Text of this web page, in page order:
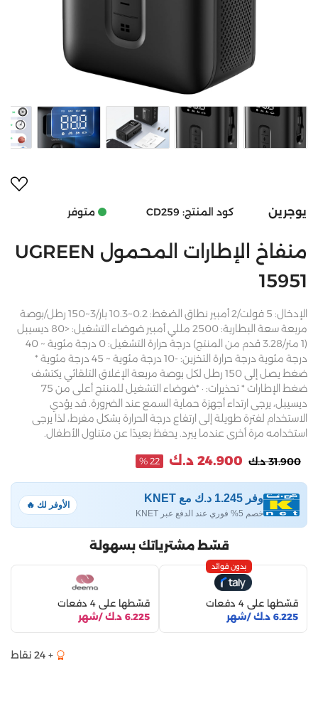
يوجرين كود المنتج: CD259 متوفر
منفاخ الإطارات المحمول UGREEN
15951
الإدخال: 5 فولت/2 أمبير نطاق الضغط: 0.2~10.3 بار/3~150 رطل/بوصة
مربعة سعة البطارية: 2500 مللي أمبير ضوضاء التشغيل: <80 ديسيبل
(1 متر/3.28 قدم من المنتج) درجة حرارة التشغيل: 0 درجة مئوية ~ 40
درجة مئوية درجة حرارة التخزين: -10 درجة مئوية ~ 45 درجة مئوية *
ضغط يصل إلى 150 رطل لكل بوصة مربعة الإغلاق التلقائي يكتشف
ضغط الإطارات * تحذيرات: · *ضوضاء التشغيل للمنتج أعلى من 75
ديسيبل، يرجى ارتداء أجهزة حماية السمع عند الضرورة. قد يؤدي
الاستخدام لفترة طويلة إلى ارتفاع درجة الحرارة بشكل مفرط، لذا يرجى
استخدامه مرة أخرى عندما يبرد. يحفظ بعيدًا عن متناول الأطفال.
31.900 د.ك 24.900 د.ك 22 %
وفر 1.245 د.ك مع KNET
خصم 5% فوري عند الدفع عبر KNET
الأوفر لك 🔥
قسّط مشترياتك بسهولة
بدون فوائد
قسّطها على 4 دفعات
6.225 د.ك /شهر
قسّطها على 4 دفعات
6.225 د.ك /شهر
+ 24 نقاط